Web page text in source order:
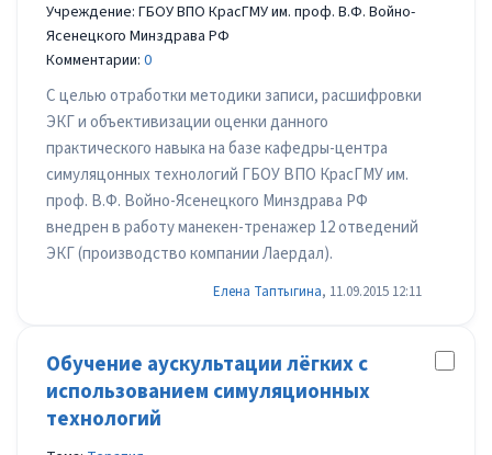
Учреждение: ГБОУ ВПО КрасГМУ им. проф. В.Ф. Войно-
Ясенецкого Минздрава РФ
Комментарии: 0
С целью отработки методики записи, расшифровки
ЭКГ и объективизации оценки данного
практического навыка на базе кафедры-центра
симуляцонных технологий ГБОУ ВПО КрасГМУ им.
проф. В.Ф. Войно-Ясенецкого Минздрава РФ
внедрен в работу манекен-тренажер 12 отведений
ЭКГ (производство компании Лаердал).
Елена Таптыгина, 11.09.2015 12:11
Обучение аускультации лёгких с
использованием симуляционных
технологий